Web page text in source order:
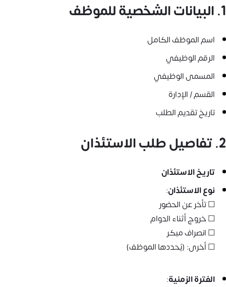
1. البيانات الشخصية للموظف
اسم الموظف الكامل
الرقم الوظيفي
المسمى الوظيفي
القسم / الإدارة
تاريخ تقديم الطلب
2. تفاصيل طلب الاستئذان
تاريخ الاستئذان
نوع الاستئذان:
☐ تأخر عن الحضور
☐ خروج أثناء الدوام
☐ انصراف مبكر
☐ أخرى: (يُحددها الموظف)
الفترة الزمنية: